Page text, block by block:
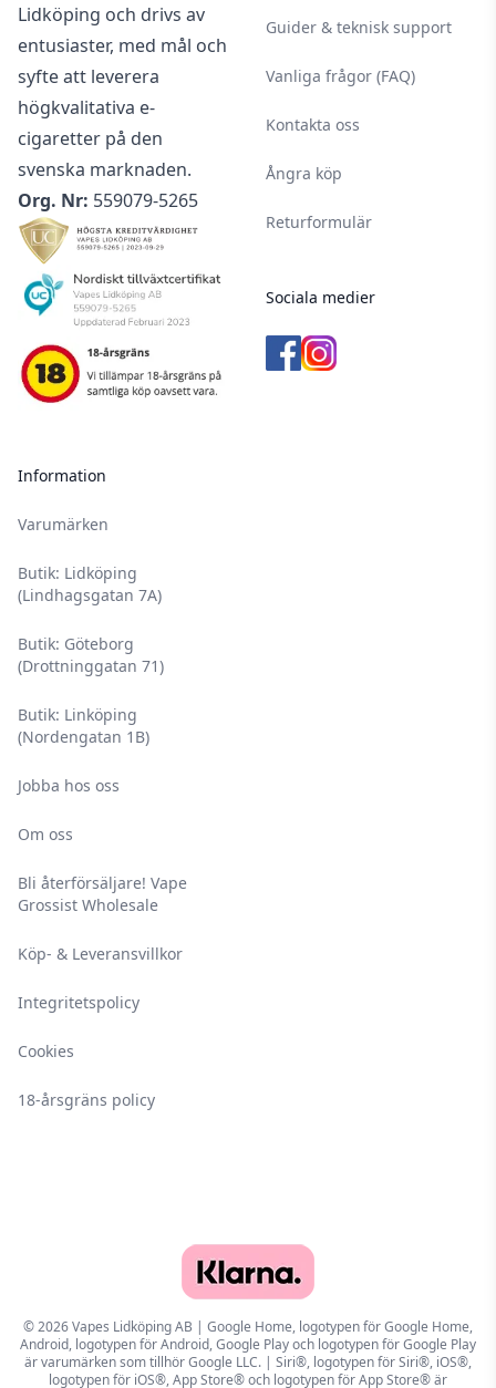
Lidköping och drivs av
entusiaster, med mål och
syfte att leverera
högkvalitativa e-
cigaretter på den
svenska marknaden.
Org. Nr: 559079-5265
Information
Varumärken
Butik: Lidköping
(Lindhagsgatan 7A)
Butik: Göteborg
(Drottninggatan 71)
Butik: Linköping
(Nordengatan 1B)
Jobba hos oss
Om oss
Bli återförsäljare! Vape
Grossist Wholesale
Köp- & Leveransvillkor
Integritetspolicy
Cookies
18-årsgräns policy
Guider & teknisk support
Vanliga frågor (FAQ)
Kontakta oss
Ångra köp
Returformulär
Sociala medier
© 2026 Vapes Lidköping AB | Google Home, logotypen för Google Home,
Android, logotypen för Android, Google Play och logotypen för Google Play
är varumärken som tillhör Google LLC. | Siri®, logotypen för Siri®, iOS®,
logotypen för iOS®, App Store® och logotypen för App Store® är